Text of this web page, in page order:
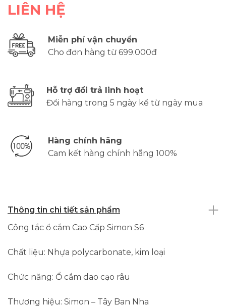
LIÊN HỆ
Miễn phí vận chuyển
Cho đơn hàng từ 699.000đ
Hỗ trợ đổi trả linh hoạt
Đổi hàng trong 5 ngày kể từ ngày mua
Hàng chính hãng
Cam kết hàng chính hãng 100%
Thông tin chi tiết sản phẩm
Công tắc ổ cắm Cao Cấp Simon S6
Chất liệu: Nhựa polycarbonate, kim loại
Chức năng: Ổ cắm dao cạo râu
Thương hiệu: Simon – Tây Ban Nha